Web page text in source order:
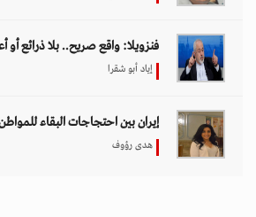
فنزويلا: واقع صريح.. بلا ذرائع أو
إياد أبو شقرا
إيران بين احتجاجات البقاء
هدى رؤوف